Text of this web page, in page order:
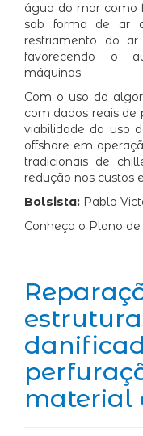
água do mar como
sob forma de ar
resfriamento do
favorecendo o
máquinas.
Com o uso do
com dados reais de
viabilidade do uso
offshore em
tradicionais de
redução nos custos
Bolsista: Pablo
Conheça o Plano
material